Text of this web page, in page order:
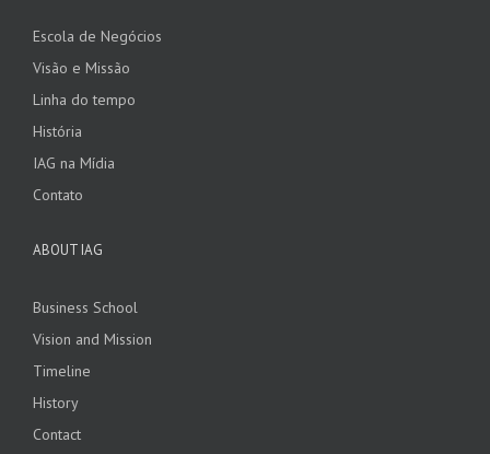
Escola de Negócios
Visão e Missão
Linha do tempo
História
IAG na Mídia
Contato
ABOUT IAG
Business School
Vision and Mission
Timeline
History
Contact